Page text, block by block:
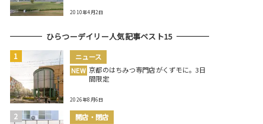
2010年4月2日
ひらつーデイリー人気記事ベスト15
ニュース
NEW 京都のはちみつ専門店がくずモに。3日
間限定
2026年8月6日
開店・閉店